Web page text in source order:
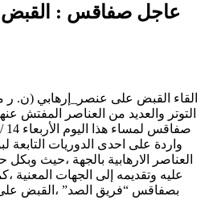
عاجل صفاقس : القبض
التوتر والعديد من العناصر المفتش
واردة على احدى الدوريات
العناصر الارهابية بالجهة ،حيث
عليه وتقديمه إلى الجهات